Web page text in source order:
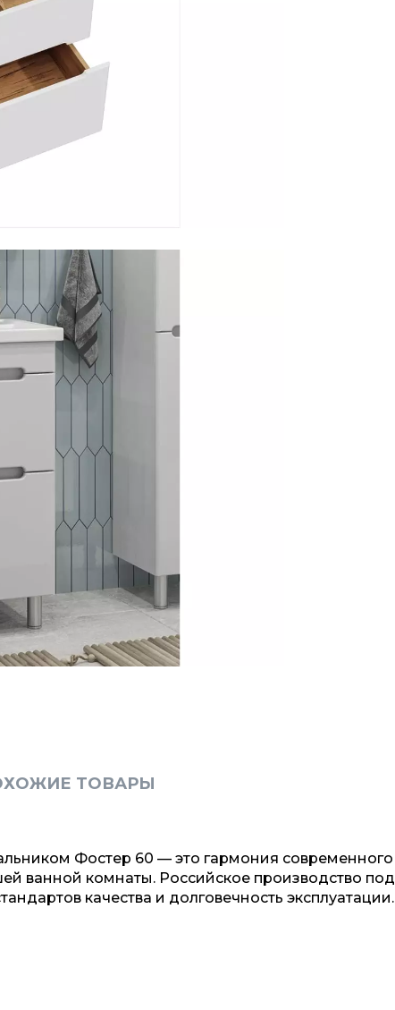
ТОВАРЫ
Фостер 60 — это гармония современного
ванной комнаты. Российское производство под
качества и долговечность эксплуатации.